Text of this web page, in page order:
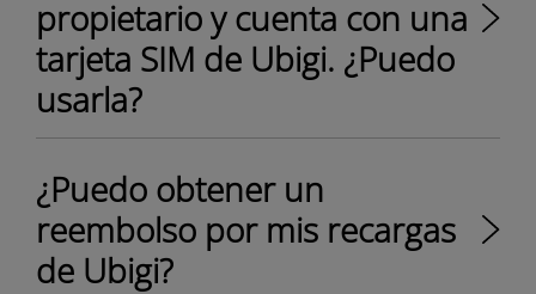
propietario y cuenta con una
tarjeta SIM de Ubigi. ¿Puedo
usarla?
¿Puedo obtener un
reembolso por mis recargas
de Ubigi?